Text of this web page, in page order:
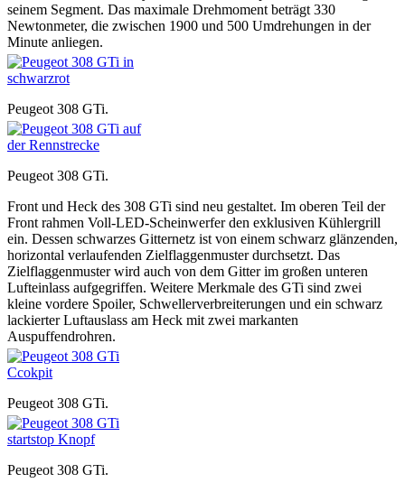
seinem Segment. Das maximale Drehmoment beträgt 330
Newtonmeter, die zwischen 1900 und 500 Umdrehungen in der
Minute anliegen.
Peugeot 308 GTi.
Peugeot 308 GTi.
Front und Heck des 308 GTi sind neu gestaltet. Im oberen Teil der
Front rahmen Voll-LED-Scheinwerfer den exklusiven Kühlergrill
ein. Dessen schwarzes Gitternetz ist von einem schwarz glänzenden,
horizontal verlaufenden Zielflaggenmuster durchsetzt. Das
Zielflaggenmuster wird auch von dem Gitter im großen unteren
Lufteinlass aufgegriffen. Weitere Merkmale des GTi sind zwei
kleine vordere Spoiler, Schwellerverbreiterungen und ein schwarz
lackierter Luftauslass am Heck mit zwei markanten
Auspuffendrohren.
Peugeot 308 GTi.
Peugeot 308 GTi.